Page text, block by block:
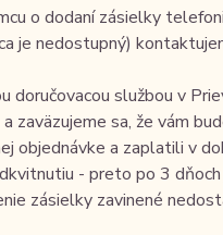
o dodaní zásielky
je nedostupný)
službou v
zaväzujeme sa, že vám
objednávke a zaplatili v
- preto po 3
zásielky zavinené